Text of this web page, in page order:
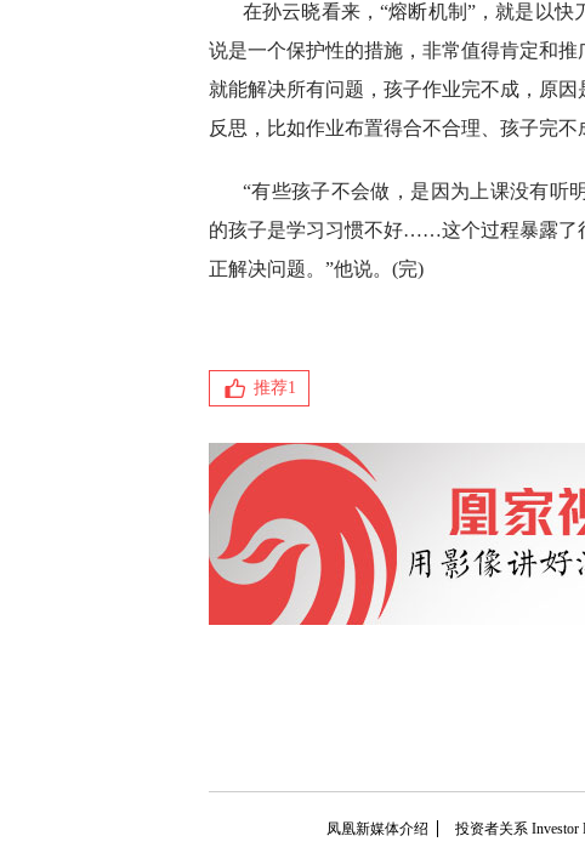
在孙云晓看来，“熔断机制”，就是以
说是一个保护性的措施，非常值得肯定和
就能解决所有问题，孩子作业完不成，原
反思，比如作业布置得合不合理、孩子完不
“有些孩子不会做，是因为上课没有听
的孩子是学习习惯不好……这个过程暴露了
正解决问题。”他说。(完)
推荐1
凤凰新媒体介绍 投资者关系 Investor